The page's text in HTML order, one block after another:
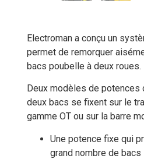
Electroman a conçu un
permet de remorquer
bacs poubelle à deux roues.
Deux modèles de potences
deux bacs se fixent sur le
gamme OT ou sur la barre
Une potence fixe qui
grand nombre de bacs